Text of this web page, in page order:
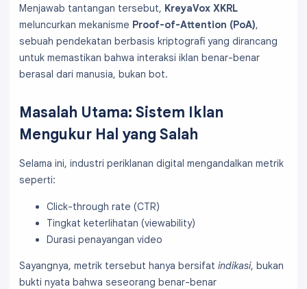
Menjawab tantangan tersebut, KreyaVox XKRL
meluncurkan mekanisme Proof-of-Attention (PoA),
sebuah pendekatan berbasis kriptografi yang dirancang
untuk memastikan bahwa interaksi iklan benar-benar
berasal dari manusia, bukan bot.
Masalah Utama: Sistem Iklan
Mengukur Hal yang Salah
Selama ini, industri periklanan digital mengandalkan metrik
seperti:
Click-through rate (CTR)
Tingkat keterlihatan (viewability)
Durasi penayangan video
Sayangnya, metrik tersebut hanya bersifat indikasi, bukan
bukti nyata bahwa seseorang benar-benar